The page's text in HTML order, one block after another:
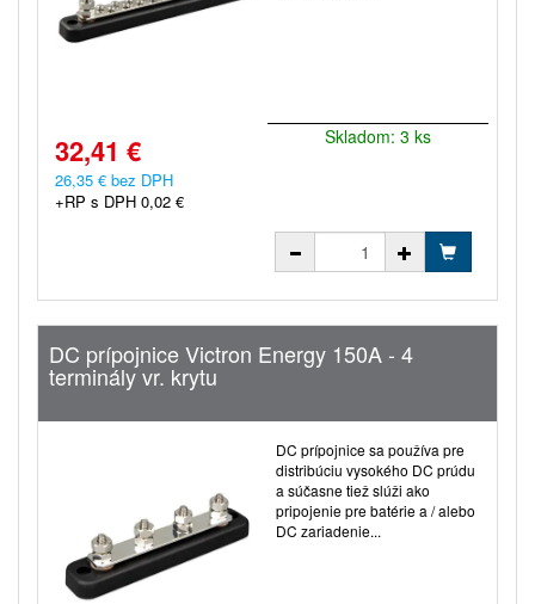
32,41 €
26,35 € bez DPH
+RP s DPH 0,02 €
Skladom: 3 ks
DC prípojnice Victron Energy 150A - 4
terminály vr. krytu
DC prípojnice sa používa pre
distribúciu vysokého DC prúdu
a súčasne tiež slúži ako
pripojenie pre batérie a / alebo
DC zariadenie...